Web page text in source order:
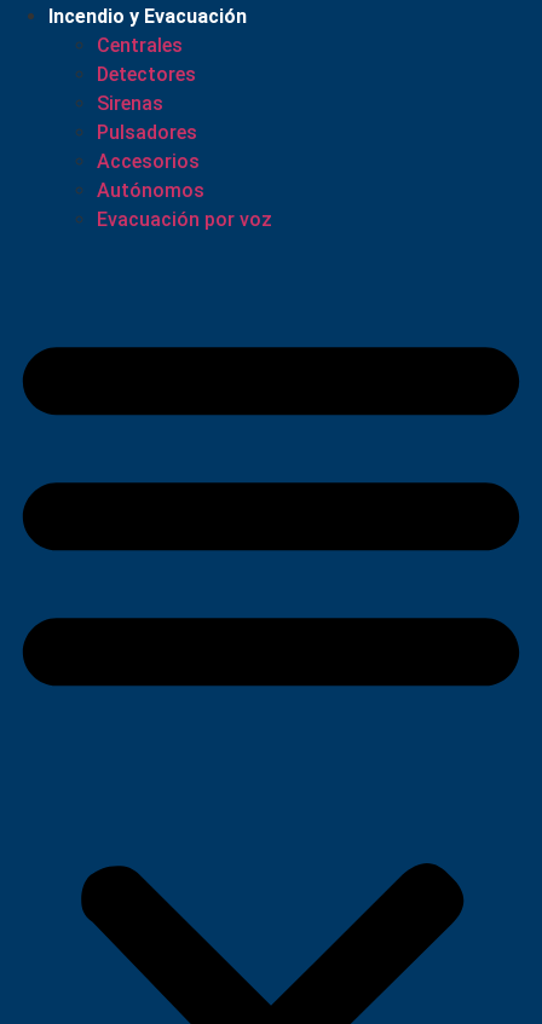
Incendio y Evacuación
Centrales
Detectores
Sirenas
Pulsadores
Accesorios
Autónomos
Evacuación por voz